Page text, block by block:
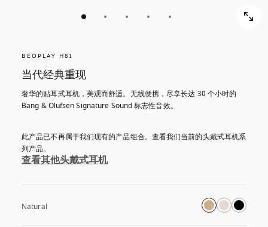
BEOPLAY H8I
当代经典重现
奢华的贴耳式耳机，美观而舒适。无线便携，尽享长达 30 个小时的
Bang & Olufsen Signature Sound 标志性音效。
此产品已不再属于我们现有的产品组合。查看我们当前的头戴式耳机系
列产品。
查看其他头戴式耳机
Natural